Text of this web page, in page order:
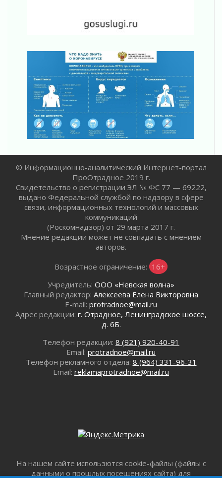
Безмолвный крик о помощи
01 августа 2026
Без заявлений и очередей
01 августа 2026
Не женское это дело...уверены?
01 августа 2026
Все силы в кулак
01 августа 2026
Айда на пляж!
01 августа 2026
Пик топливного кризиса в регионе прошёл
31 июля 2026
О мужестве, долге и стойкости
Ленинградцы — бойцам «Барс-Ленинградец»
31 июля 2026
Маршрутами будущего — к заветной цели
31 июля 2026
31 июля 2026
Правила для жизни
31 июля 2026
В Шлиссельбурге прошла акция «Белый
кораблик Памяти»
31 июля 2026
От инженера-создателя к волонтёрам
Генеральная репетиция векового юбилея
31 июля 2026
© Информационно-аналитический Интернет-портал
ПроОтрадное 2019 г.
Свидетельство о регистрации ЭЛ № ФС 77 — 69222,
выдано Федеральной службой по надзору в сфере
связи, информационных технологий и массовых
коммуникаций
(Роскомнадзор) от 29 марта 2017 г.
Мнение редакции может не совпадать с мнением
авторов.
Возрастное ограничение: 16+
Учредитель: ООО «Невская волна»
Главный редактор: Алексеева Елена Викторовна
E-mail: protradnoe@mail.ru
Адрес редакции: г. Отрадное, Ленинградское шоссе,
д. 6Б.
Телефон редакции: 8 (921) 920-40-91
Email: protradnoe@mail.ru
Телефон рекламного отдела: 8 (964) 331-96-31
Email: reklamaprotradnoe@mail.ru
На нашем сайте использются cookie-файлы (файлы с
данными о прошлых посещениях сайта) для